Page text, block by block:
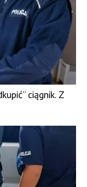
ciągnik. Z